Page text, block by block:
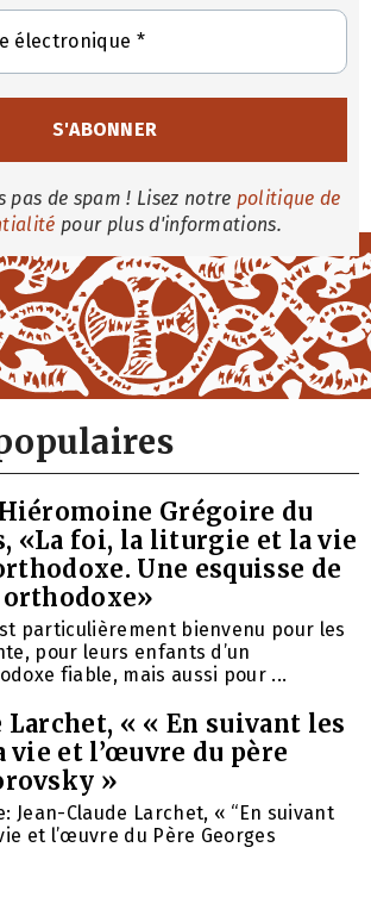
pas de spam ! Lisez notre politique de
pour plus d'informations.
Grégoire du
«La foi, la liturgie et la vie
Une esquisse de
particulièrement bienvenu pour les
pour leurs enfants d’un
fiable, mais aussi pour ...
Larchet, « « En suivant les
vie et l’œuvre du père
»
Jean-Claude Larchet, « “En suivant
et l’œuvre du Père Georges